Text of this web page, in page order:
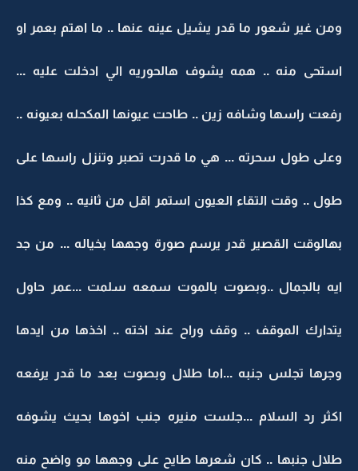
ومن غير شعور ما قدر يشيل عينه عنها .. ما اهتم بعمر او
استحى منه .. همه يشوف هالحوريه الي ادخلت عليه ...
رفعت راسها وشافه زين .. طاحت عيونها المكحله بعيونه ..
وعلى طول سحرته ... هي ما قدرت تصبر وتنزل راسها على
طول .. وقت التقاء العيون استمر اقل من ثانيه .. ومع كذا
بهالوقت القصير قدر يرسم صورة وجهها بخياله ... من جد
ايه بالجمال ..وبصوت بالموت سمعه سلمت ...عمر حاول
يتدارك الموقف .. وقف وراح عند اخته .. اخذها من ايدها
وجرها تجلس جنبه ...اما طلال وبصوت بعد ما قدر يرفعه
اكثر رد السلام ...جلست منيره جنب اخوها بحيث يشوفه
طلال جنبها .. كان شعرها طايح على وجهها مو واضح منه